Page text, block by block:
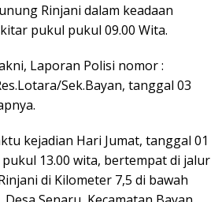
Rinjani dalam keadaan
pukul pukul 09.00 Wita.
Laporan Polisi nomor :
Sek.Bayan, tanggal 03
kejadian Hari Jumat, tanggal 01
13.00 wita, bertempat di jalur
di Kilometer 7,5 di bawah